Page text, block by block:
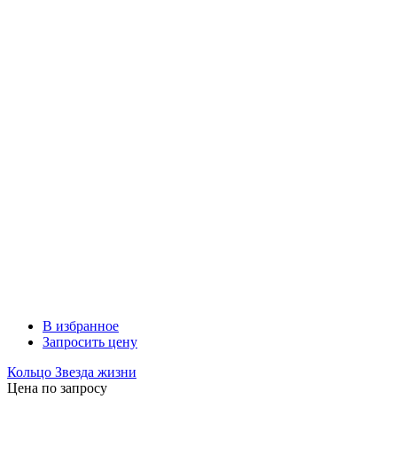
В избранное
Запросить цену
Кольцо Звезда жизни
Цена по запросу